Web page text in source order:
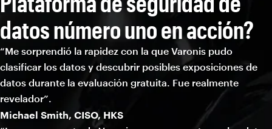
datos número uno en acción?
“Me sorprendió la rapidez con la que Varonis pudo
clasificar los datos y descubrir posibles exposiciones de
datos durante la evaluación gratuita. Fue realmente
revelador”.
Michael Smith, CISO, HKS